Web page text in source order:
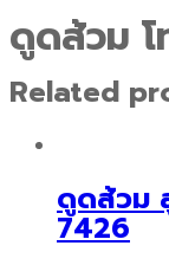
ดูดส้วม โ
Related
ดูดส้วม
7426